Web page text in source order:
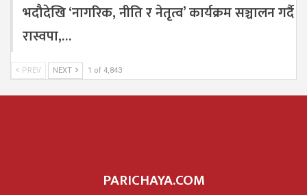
भदौदेखि ‘नागरिक, नीति र नेतृत्व’ कार्यक्रम सञ्चालन गर्दै
रास्वपा,…
PREV NEXT 1 of 4,843
PARICHAYA.COM